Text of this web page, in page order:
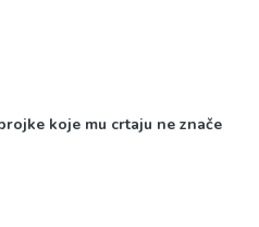
koje mu crtaju ne znače